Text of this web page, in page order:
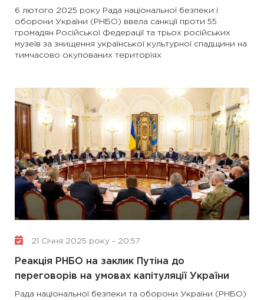
6 лютого 2025 року Рада національної безпеки і
оборони України (РНБО) ввела санкції проти 55
громадян Російської Федерації та трьох російських
музеїв за знищення української культурної спадщини на
тимчасово окупованих територіях
21 Січня 2025 року - 20:57
Реакція РНБО на заклик Путіна до
переговорів на умовах капітуляції України
Рада національної безпеки та оборони України (РНБО)